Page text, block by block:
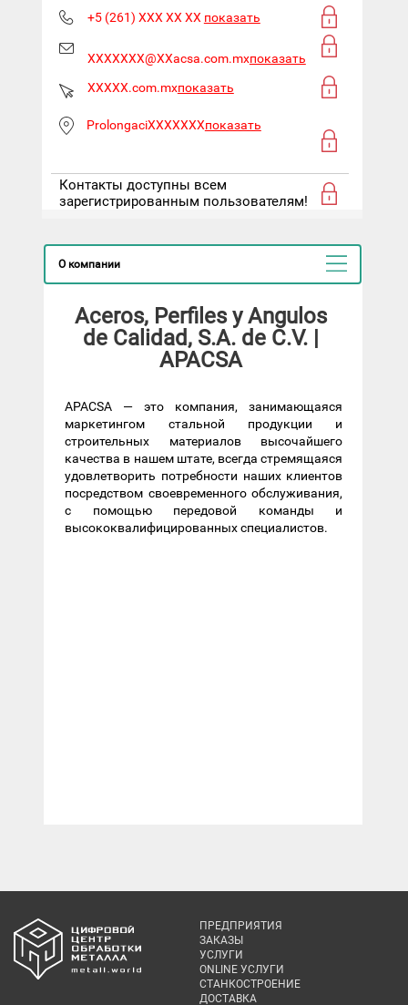
+5 (261) XXX XX XX показать
XXXXXXX@XXacsa.com.mxпоказать
XXXXX.com.mxпоказать
ProlongaciXXXXXXXпоказать
Контакты доступны всем
зарегистрированным пользователям!
О компании
Aceros, Perfiles y Angulos
de Calidad, S.A. de C.V. |
APACSA
APACSA — это компания, занимающаяся
маркетингом стальной продукции и
строительных материалов высочайшего
качества в нашем штате, всегда стремящаяся
удовлетворить потребности наших клиентов
посредством своевременного обслуживания,
с помощью передовой команды и
высококвалифицированных специалистов.
ПРЕДПРИЯТИЯ
ЗАКАЗЫ
УСЛУГИ
ONLINE УСЛУГИ
СТАНКОСТРОЕНИЕ
ДОСТАВКА